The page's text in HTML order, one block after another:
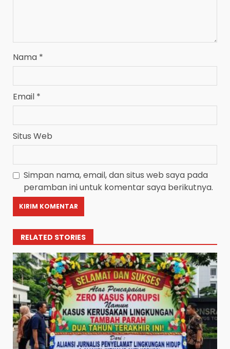
Nama *
Email *
Situs Web
Simpan nama, email, dan situs web saya pada
peramban ini untuk komentar saya berikutnya.
RELATED STORIES